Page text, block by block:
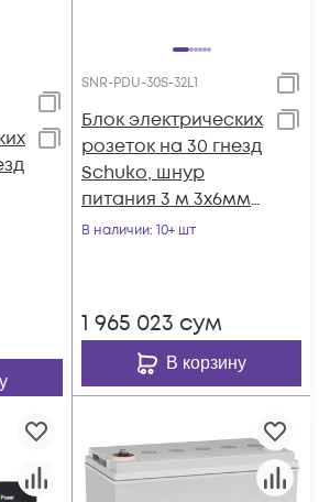
SNR-PDU-30S-32L1
Блок электрических
розеток на 30 гнезд
Schuko, шнур
питания 3 м 3x6мм2
с вилкой IEC 60309
В наличии: 10+ шт
1 965 023 сум
В корзину